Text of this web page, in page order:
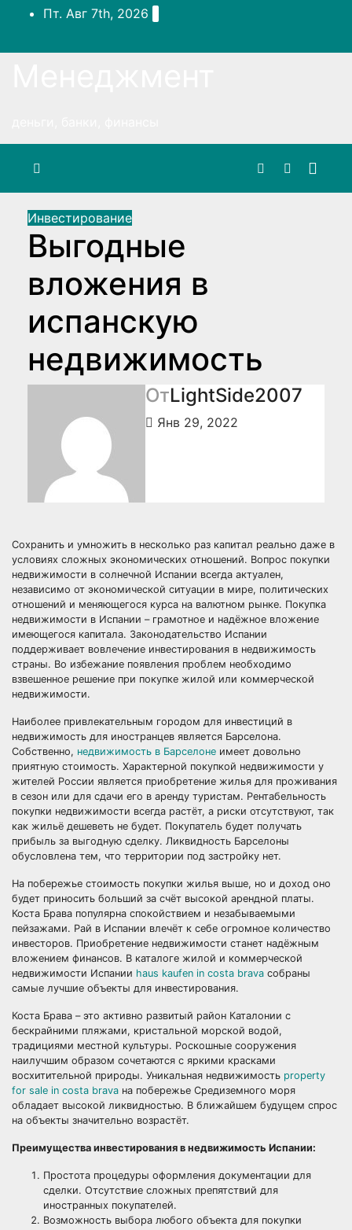
ПерейтиПт. Авг 7th, 2026
Инвестирование
Выгодные
вложения в
испанскую
недвижимость
ОтLightSide2007
Янв 29, 2022
Сохранить и умножить в несколько раз капитал реально даже в
условиях сложных экономических отношений. Вопрос покупки
недвижимости в солнечной Испании всегда актуален,
независимо от экономической ситуации в мире, политических
отношений и меняющегося курса на валютном рынке. Покупка
недвижимости в Испании – грамотное и надёжное вложение
имеющегося капитала. Законодательство Испании
поддерживает вовлечение инвестирования в недвижимость
страны. Во избежание появления проблем необходимо
взвешенное решение при покупке жилой или коммерческой
недвижимости.
Наиболее привлекательным городом для инвестиций в
недвижимость для иностранцев является Барселона.
Собственно, недвижимость в Барселоне имеет довольно
приятную стоимость. Характерной покупкой недвижимости у
жителей России является приобретение жилья для проживания
в сезон или для сдачи его в аренду туристам. Рентабельность
покупки недвижимости всегда растёт, а риски отсутствуют, так
как жильё дешеветь не будет. Покупатель будет получать
прибыль за выгодную сделку. Ликвидность Барселоны
обусловлена тем, что территории под застройку нет.
На побережье стоимость покупки жилья выше, но и доход оно
будет приносить больший за счёт высокой арендной платы.
Коста Брава популярна спокойствием и незабываемыми
пейзажами. Рай в Испании влечёт к себе огромное количество
инвесторов. Приобретение недвижимости станет надёжным
вложением финансов. В каталоге жилой и коммерческой
недвижимости Испании haus kaufen in costa brava собраны
самые лучшие объекты для инвестирования.
Коста Брава – это активно развитый район Каталонии с
бескрайними пляжами, кристальной морской водой,
традициями местной культуры. Роскошные сооружения
наилучшим образом сочетаются с яркими красками
восхитительной природы. Уникальная недвижимость property
for sale in costa brava на побережье Средиземного моря
обладает высокой ликвидностью. В ближайшем будущем спрос
на объекты значительно возрастёт.
Преимущества инвестирования в недвижимость Испании:
Простота процедуры оформления документации для
сделки. Отсутствие сложных препятствий для
иностранных покупателей.
Возможность выбора любого объекта для покупки